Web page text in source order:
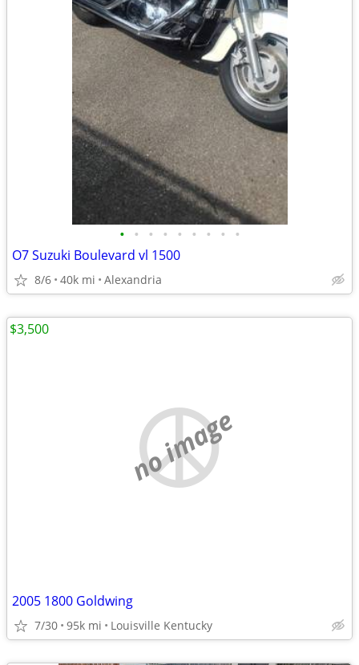
• • • • • • • • •
O7 Suzuki Boulevard vl 1500
8/6 40k mi Alexandria
no image
2005 1800 Goldwing
7/30 95k mi Louisville Kentucky
$3,500